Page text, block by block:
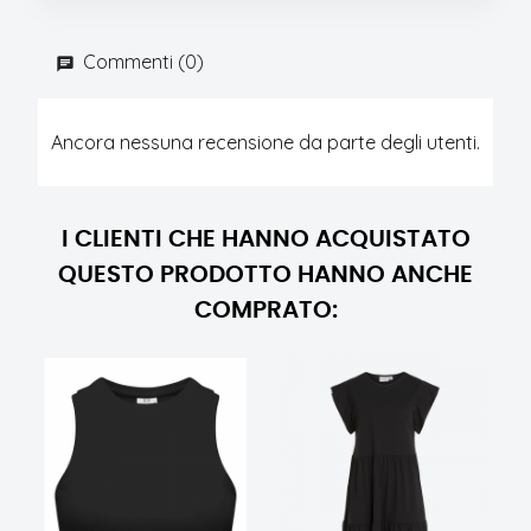
Commenti (0)
Ancora nessuna recensione da parte degli utenti.
I CLIENTI CHE HANNO ACQUISTATO
QUESTO PRODOTTO HANNO ANCHE
COMPRATO: